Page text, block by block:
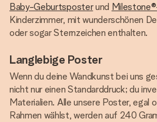
Baby-Geburtsposterund
Kinderzimmer, mit wunderschönen
oder sogar Sternzeichen enthalten.
Langlebige Poster
Wenn du deine Wandkunst bei uns
nicht nur einen Standarddruck; du
Materialien. Alle unsere Poster, egal
Rahmen wählst, werden auf 240